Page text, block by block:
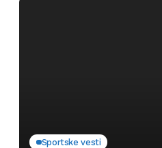
Sportske vesti